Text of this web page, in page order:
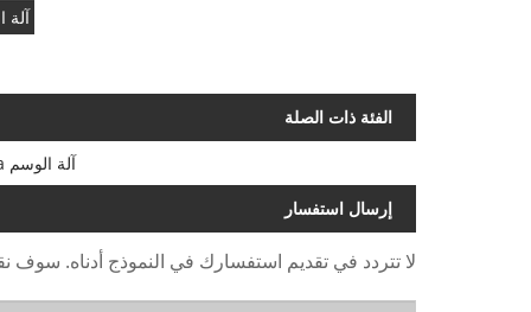
آلة
الفئة ذات الصلة
آلة الوسم Mopa
إرسال استفسار
لا تتردد في تقديم استفسارك في النموذج أدناه. سوف نقوم